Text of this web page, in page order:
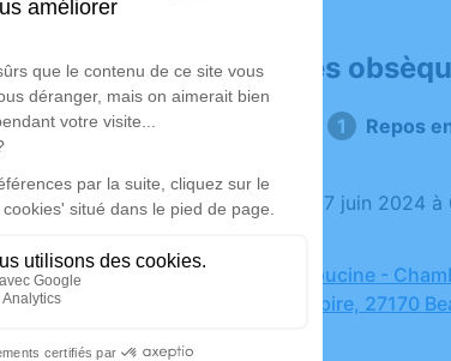
Déroulé des
1 Repos
Du jeudi 27 juin 2024 à 09h00 au lundi 01 juillet 2024
Salon Capucine -
Michel Sébire, 27170